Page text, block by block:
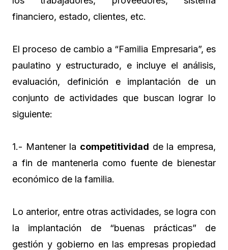
financiero, estado, clientes, etc.
El proceso de cambio a “Familia Empresaria”, es
paulatino y estructurado, e incluye el análisis,
evaluación, definición e implantación de un
conjunto de actividades que buscan lograr lo
siguiente:
1.- Mantener la competitividad de la empresa,
a fin de mantenerla como fuente de bienestar
económico de la familia.
Lo anterior, entre otras actividades, se logra con
la implantación de “buenas prácticas” de
gestión y gobierno en las empresas propiedad